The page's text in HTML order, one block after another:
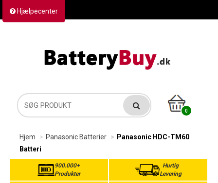
Hjælpecenter
0
Hjem Panasonic Batterier
Panasonic HDC-TM60
Batteri
900.000+
Produkter
Hurtig
Levering